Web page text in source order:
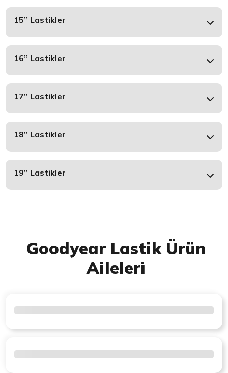
15’’ Lastikler
16’’ Lastikler
17’’ Lastikler
18’’ Lastikler
19’’ Lastikler
Goodyear Lastik Ürün
Aileleri